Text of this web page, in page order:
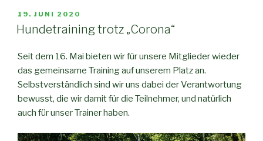
19. JUNI 2020
Hundetraining trotz „Corona“
Seit dem 16. Mai bieten wir für unsere Mitglieder wieder
das gemeinsame Training auf unserem Platz an.
Selbstverständlich sind wir uns dabei der Verantwortung
bewusst, die wir damit für die Teilnehmer, und natürlich
auch für unser Trainer haben.